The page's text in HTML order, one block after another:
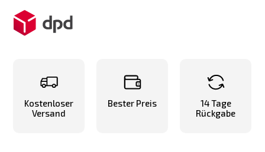
Kostenloser
Versand
Bester Preis
14 Tage
Rückgabe